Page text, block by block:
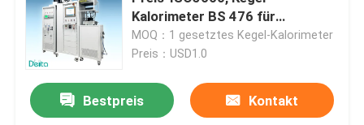
Kalorimeter BS 476 für
Baumaterial
MOQ：1 gesetztes Kegel-Kalorimeter
Preis：USD1.0
Bestpreis Kontakt